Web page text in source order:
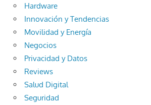
Hardware
Innovación y Tendencias
Movilidad y Energía
Negocios
Privacidad y Datos
Reviews
Salud Digital
Seguridad